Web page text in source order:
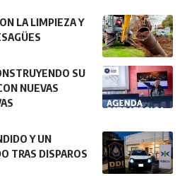
LA LIMPIEZA Y
SU
NUEVAS
Y UN
TRAS DISPAROS